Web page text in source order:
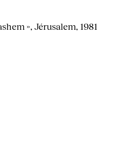
», Jérusalem, 1981